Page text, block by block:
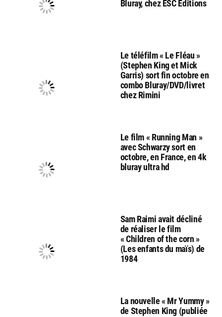
Bluray, chez ESC Editions
Le téléfilm « Le Fléau »
(Stephen King et Mick
Garris) sort fin octobre en
combo Bluray/DVD/livret
chez Rimini
Le film « Running Man »
avec Schwarzy sort en
octobre, en France, en 4k
bluray ultra hd
Sam Raimi avait décliné
de réaliser le film
« Children of the corn »
(Les enfants du maïs) de
1984
La nouvelle « Mr Yummy »
de Stephen King (publiée